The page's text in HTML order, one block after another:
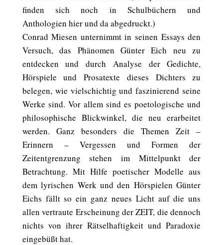
finden sich noch in Schulbüchern und
Anthologien hier und da abgedruckt.)
Conrad Miesen unternimmt in seinen Essays den
Versuch, das Phänomen Günter Eich neu zu
entdecken und durch Analyse der Gedichte,
Hörspiele und Prosatexte dieses Dichters zu
belegen, wie vielschichtig und faszinierend seine
Werke sind. Vor allem sind es poetologische und
philosophische Blickwinkel, die neu erarbeitet
werden. Ganz besonders die Themen Zeit –
Erinnern – Vergessen und Formen der
Zeitentgrenzung stehen im Mittelpunkt der
Betrachtung. Mit Hilfe poetischer Modelle aus
dem lyrischen Werk und den Hörspielen Günter
Eichs fällt so ein ganz neues Licht auf die uns
allen vertraute Erscheinung der ZEIT, die dennoch
nichts von ihrer Rätselhaftigkeit und Paradoxie
eingebüßt hat.